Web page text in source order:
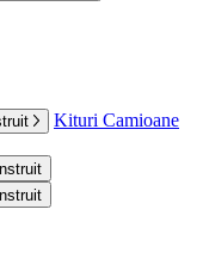
Kituri Camioane